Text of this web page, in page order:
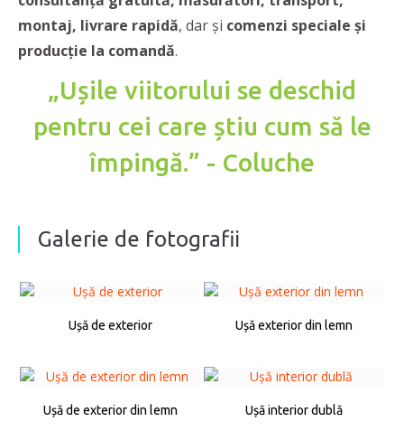
montaj, livrare rapidă, dar și comenzi speciale și
producție la comandă.
„Ușile viitorului se deschid
pentru cei care știu cum să le
împingă.” - Coluche
Galerie de fotografii
Ușă de exterior Ușă exterior din lemn
Ușă de exterior din lemn Ușă interior dublă